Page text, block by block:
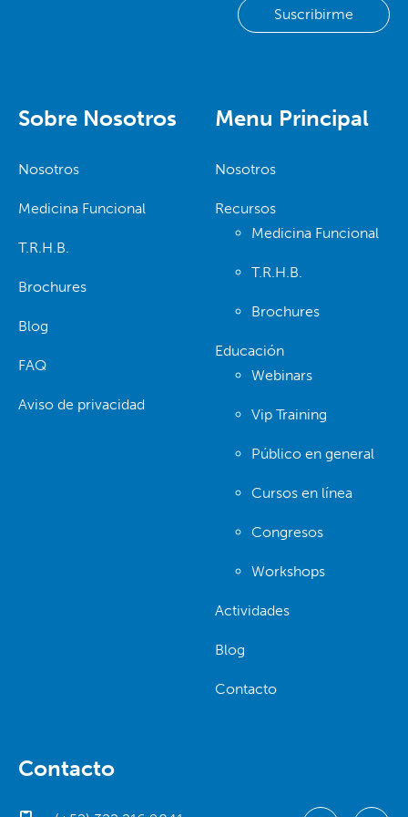
Sobre Nosotros
Nosotros
Medicina Funcional
T.R.H.B.
Brochures
Blog
FAQ
Aviso de privacidad
Menu Principal
Nosotros
Recursos
Medicina Funcional
T.R.H.B.
Brochures
Educación
Webinars
Vip Training
Público en general
Cursos en línea
Congresos
Workshops
Actividades
Blog
Contacto
Contacto